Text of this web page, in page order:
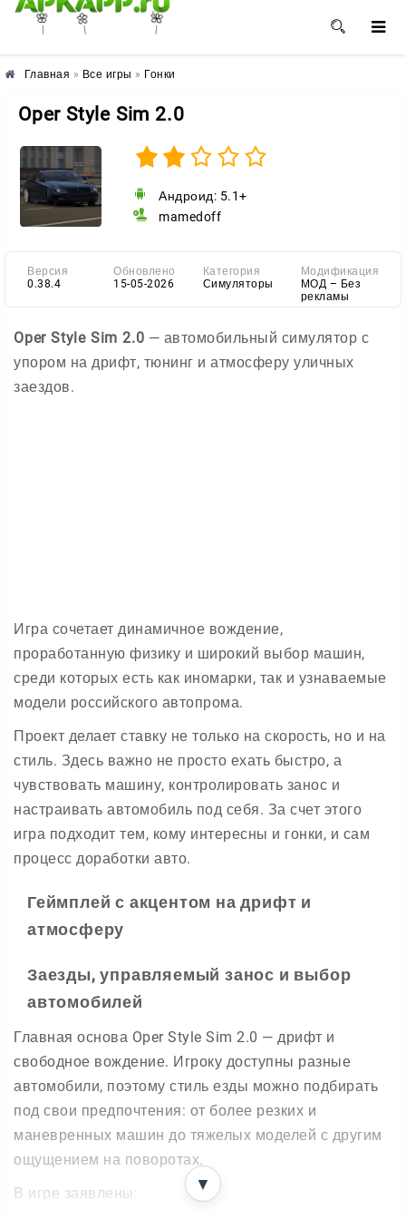
🌸 🌼 🌺
Главная » Все игры » Гонки
Oper Style Sim 2.0
Андроид: 5.1+
mamedoff
Версия
0.38.4
Обновлено
15-05-2026
Категория
Симуляторы
Модификация
МОД – Без
рекламы
Oper Style Sim 2.0 — автомобильный симулятор с
упором на дрифт, тюнинг и атмосферу уличных
заездов.
Игра сочетает динамичное вождение,
проработанную физику и широкий выбор машин,
среди которых есть как иномарки, так и узнаваемые
модели российского автопрома.
Проект делает ставку не только на скорость, но и на
стиль. Здесь важно не просто ехать быстро, а
чувствовать машину, контролировать занос и
настраивать автомобиль под себя. За счет этого
игра подходит тем, кому интересны и гонки, и сам
процесс доработки авто.
Геймплей с акцентом на дрифт и
атмосферу
Заезды, управляемый занос и выбор
автомобилей
Главная основа Oper Style Sim 2.0 — дрифт и
свободное вождение. Игроку доступны разные
автомобили, поэтому стиль езды можно подбирать
под свои предпочтения: от более резких и
маневренных машин до тяжелых моделей с другим
ощущением на поворотах.
В игре заявлены:
▼